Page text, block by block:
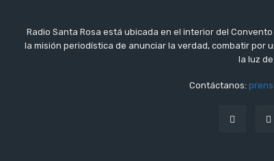
Radio Santa Rosa está ubicada en el interior del
la misión periodística de anunciar la verdad, combatir por
la luz
Contáctanos: